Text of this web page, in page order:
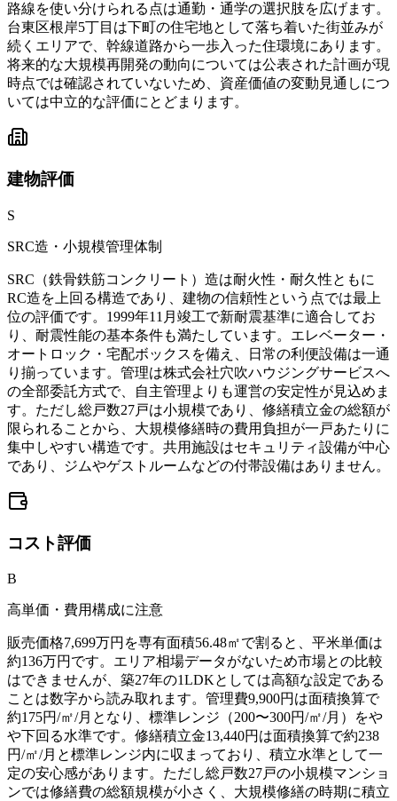
路線を使い分けられる点は通勤・通学の選択肢を広げます。
台東区根岸5丁目は下町の住宅地として落ち着いた街並みが
続くエリアで、幹線道路から一歩入った住環境にあります。
将来的な大規模再開発の動向については公表された計画が現
時点では確認されていないため、資産価値の変動見通しにつ
いては中立的な評価にとどまります。
建物評価
S
SRC造・小規模管理体制
SRC（鉄骨鉄筋コンクリート）造は耐火性・耐久性ともに
RC造を上回る構造であり、建物の信頼性という点では最上
位の評価です。1999年11月竣工で新耐震基準に適合してお
り、耐震性能の基本条件も満たしています。エレベーター・
オートロック・宅配ボックスを備え、日常の利便設備は一通
り揃っています。管理は株式会社穴吹ハウジングサービスへ
の全部委託方式で、自主管理よりも運営の安定性が見込めま
す。ただし総戸数27戸は小規模であり、修繕積立金の総額が
限られることから、大規模修繕時の費用負担が一戸あたりに
集中しやすい構造です。共用施設はセキュリティ設備が中心
であり、ジムやゲストルームなどの付帯設備はありません。
コスト評価
B
高単価・費用構成に注意
販売価格7,699万円を専有面積56.48㎡で割ると、平米単価は
約136万円です。エリア相場データがないため市場との比較
はできませんが、築27年の1LDKとしては高額な設定である
ことは数字から読み取れます。管理費9,900円は面積換算で
約175円/㎡/月となり、標準レンジ（200〜300円/㎡/月）をや
や下回る水準です。修繕積立金13,440円は面積換算で約238
円/㎡/月と標準レンジ内に収まっており、積立水準として一
定の安心感があります。ただし総戸数27戸の小規模マンショ
ンでは修繕費の総額規模が小さく、大規模修繕の時期に積立